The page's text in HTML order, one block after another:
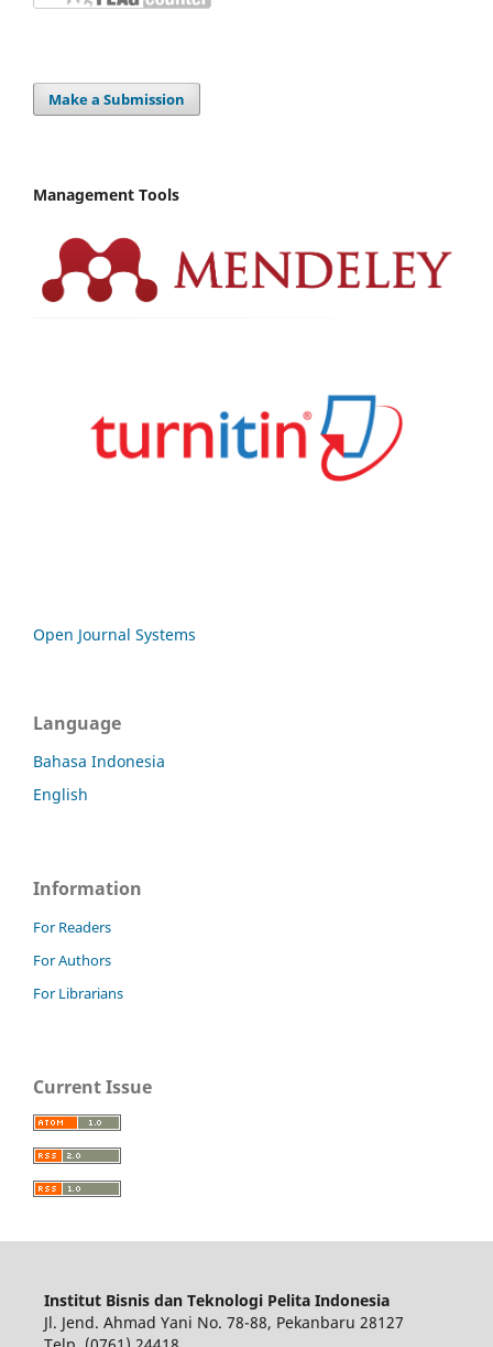
Make a Submission
Management Tools
Open Journal Systems
Language
Bahasa Indonesia
English
Information
For Readers
For Authors
For Librarians
Current Issue
Institut Bisnis dan Teknologi Pelita Indonesia
Jl. Jend. Ahmad Yani No. 78-88, Pekanbaru 28127